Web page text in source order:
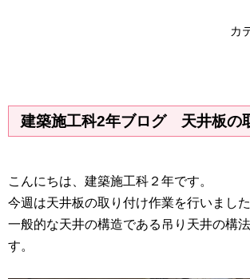
カ
建築施工科2年ブログ 天井板の
こんにちは、建築施工科２年です。
今週は天井板の取り付け作業を行いました
一般的な天井の構造である吊り天井の構
す。